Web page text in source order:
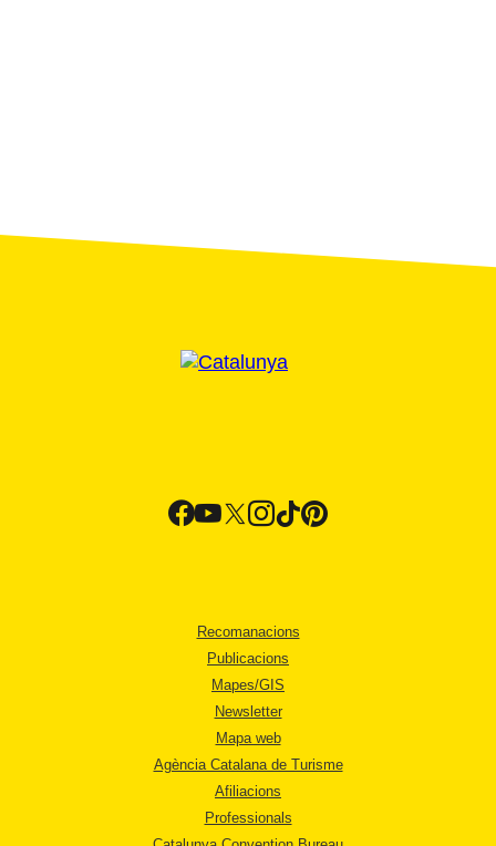
Recomanacions
Publicacions
Mapes/GIS
Newsletter
Mapa web
Agència Catalana de Turisme
Afiliacions
Professionals